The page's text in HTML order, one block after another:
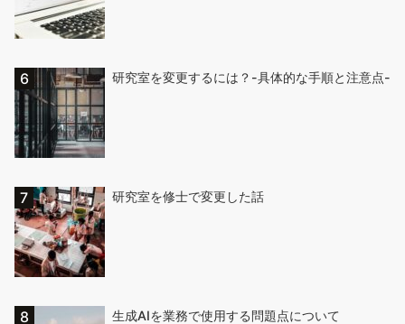
研究室を変更するには？-具体的な手順と注意点-
研究室を修士で変更した話
生成AIを業務で使用する問題点について